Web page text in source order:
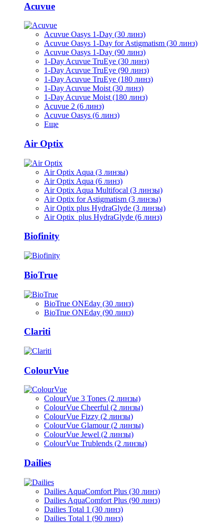
Acuvue
Acuvue Oasys 1-Day (30 линз)
Acuvue Oasys 1-Day for Astigmatism (30 линз)
Acuvue Oasys 1-Day (90 линз)
1-Day Acuvue TruEye (30 линз)
1-Day Acuvue TruEye (90 линз)
1-Day Acuvue TruEye (180 линз)
1-Day Acuvue Moist (30 линз)
1-Day Acuvue Moist (180 линз)
Acuvue 2 (6 линз)
Acuvue Oasys (6 линз)
Еще
Air Optix
Air Optix Aqua (3 линзы)
Air Optix Aqua (6 линз)
Air Optix Aqua Multifocal (3 линзы)
Air Optix for Astigmatism (3 линзы)
Air Optix plus HydraGlyde (3 линзы)
Air Optix plus HydraGlyde (6 линз)
Biofinity
BioTrue
BioTrue ONEday (30 линз)
BioTrue ONEday (90 линз)
Clariti
ColourVue
ColourVue 3 Tones (2 линзы)
ColourVue Cheerful (2 линзы)
ColourVue Fizzy (2 линзы)
ColourVue Glamour (2 линзы)
ColourVue Jewel (2 линзы)
ColourVue Trublends (2 линзы)
Dailies
Dailies AquaComfort Plus (30 линз)
Dailies AquaComfort Plus (90 линз)
Dailies Total 1 (30 линз)
Dailies Total 1 (90 линз)